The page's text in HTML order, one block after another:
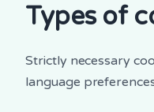
Types of
Strictly necessary
language